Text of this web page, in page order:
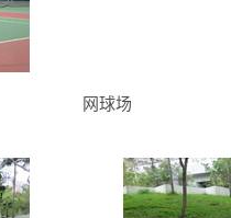
网球场